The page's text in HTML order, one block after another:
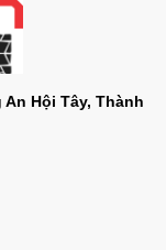
Hội Tây, Thành